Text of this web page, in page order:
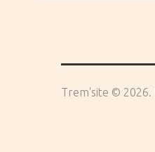
Trem'site © 2026